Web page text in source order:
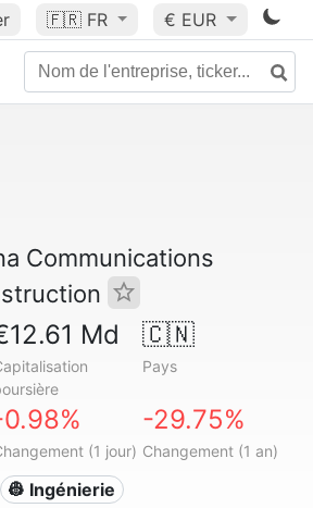
🇫🇷 FR € EUR
Communications
Md 🇨🇳
Pays
(1 jour)
-29.75%
Changement (1 an)
👷 Ingénierie